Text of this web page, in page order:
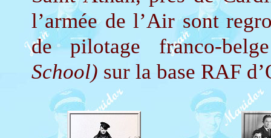
l’armée de l’Air sont
de pilotage franco-
School) sur la base RAF